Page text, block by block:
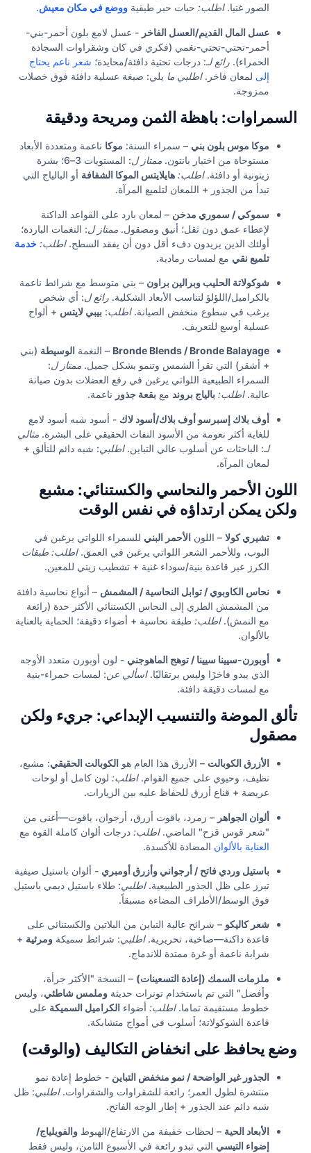
الصور غنيا.اطلب: حبات حبر طبقية ووضع في مكان معيش.
عسل المال القديم/العسل الفاخر - عسل لامع بلون أحمر-بني-
أحمر-تحتي-تحتي-نغمي (فكري في كان وشقراوات السجادة
الحمراء). رائع لـ: درجات تحتية دافئة/محايدة؛ شعر ناعم يحتاج
إلى لمعان فاخر.اطلبي ما يلي: صبغة عسلية دافئة فوق خصلات
ممزوجة.
السمراوات: باهظة الثمن ومريحة ودقيقة
موكا موس بلون بني – سمراء السنة: موكا ناعمة ومتعددة الأبعاد
مستوحاة من اختيار بانتون. ممتاز ل
: المستويات 3–6؛ بشرة
زيتونية أو دافئة.اطلب: هايلايتس الموكا الشفافة أو البالياج التي
تبدأ من الجذور + اللمعان لتلميع المرآة.
سموكي / سموري مدخن – لمعان بارد على القواعد الداكنة
لإعطاء عمق دون ثقل؛ أنيق ومصقول. ممتاز ل: النغمات الباردة؛
أولئك الذين يريدون دفء أقل دون أن يفقد السطح.اطلب: خدمة
تلميع نقي مع لمسات رمادية.
شوكولاتة الحليب وبرالين براون – بني متوسط مع شرائط ناعمة
بالكراميل/اللؤلؤ لتناسب الأبعاد الشكلية. رائع ل: أي شخص
يرغب في سطوع منخفض الصيانة.اطلب: بيبي لايتس + ألواح
عسلية أوسع للتعريف.
Bronde Blends / Bronde Balayage – النغمة الوسيطة (بني
+ أشقر) التي تقرأ الشمس وتنمو بشكل جميل. ممتاز ل:
السمراء الطبيعية اللواتي يرغبن في رفع العضلات بدون صيانة
عالية.اطلب: بالياج بروند مع بقعة جذور ناعمة.
أوف بلاك إسبرسو أوف بلاك/أسود لاك - أسود شبه أسود لامع
للغاية أكثر نعومة من الأسود النفاث الحقيقي على البشرة. مثالي
لـ: الباحثات عن أسلوب عالي التباين.اطلبي: شبه دائم للتألق +
لمعان المرآة.
اللون الأحمر والنحاسي والكستنائي: مشبع
ولكن يمكن ارتداؤه في نفس الوقت
تشيري كولا – اللون الأحمر البني للسمراء اللواتي يرغبن في
البوب، وللأحمر الشعر اللواتي يرغبن في العمق.اطلب: طبقات
الكرز عبر قاعدة بنية/سوداء غنية + تشطيب زيتي للمعين.
نحاس الكاوبوي / توابل النحاسية / المشمش – أنواع نحاسية دافئة
من المشمش الطري إلى النحاس الكستنائي الأكثر حدة (رائعة
مع النمش).اطلب: طبقة نحاسية + أضواء دقيقة؛ الحماية بالعناية
بالألوان.
أوبورن-سيينا سيينا / توهج الماهوجني - لون أوبورن متعدد الأوجه
الذي يبدو فاخرًا وليس برتقاليًا.اسألي عن: لمسات حمراء-بنية
مع لمسات دقيقة دافئة.
تألق الموضة والتنسيب الإبداعي: جريء ولكن
مصقول
الأزرق الكوبالت – الأزرق هذا العام هو الكوبالت الحقيقي: مشبع،
نظيف، وحيوي على جميع القوام.اطلب: لون كامل أو لوحات
عريضة + قناع أزرق للحفاظ عليه بين الزيارات.
ألوان الجواهر – زمرد، ياقوت أزرق، أرجوان، ياقوت—أغنى من
"شعر قوس قزح" الماضي.اطلب: درجات ألوان كاملة القوة مع
العناية بالألوان المضادة للأكسدة.
باستيل وردي فاتح / أرجواني وأزرق أومبري - ألوان باستيل صيفية
تبرز على ظل الجذور الطبيعية.اطلبي: طلاء باستيل ديمي باستيل
فوق الوسط/الأطراف المضاءة مسبقاً.
شعر كاليكو – شرائح عالية التباين من البلاتين والكستنائي على
قاعدة داكنة—صاخبة، تحريرية.اطلبي: شرائط سميكة ومرئية +
شرابة ناعمة أو غرة ممتدة للاندماج.
ملزمات السمك (إعادة التسعينات) – النسخة "الأكثر جرأة،
وأفضل" التي تم باستخدام تونرات حديثة وملمس شاطئي، وليس
خطوط مستقيمة تماما.اطلب: أضواء الكراميل السميكة على
قاعدة الشوكولاتة؛ أسلوب في أمواج متشابكة.
وضع يحافظ على انخفاض التكاليف (والوقت)
الجذور غير الواضحة / نمو منخفض التباين - خطوط إعادة نمو
منتشرة لطول العمر؛ رائعة للشقراوات والشقراوات.اطلبي: ظل
شبه دائم عند الجذور + إطار الوجه الفاتح.
الأبعاد الحية – لحظات خفيفة من الارتفاع/الهبوط والفويلياج/
إضواء التيسي التي تبدو رائعة في الأسبوع الثامن، وليس فقط